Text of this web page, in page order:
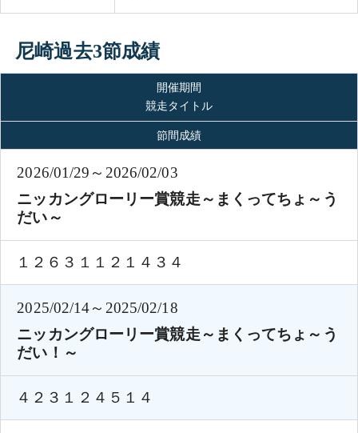
尼崎過去3節成績
開催期間
競走タイトル
節間成績
2026/01/29～2026/02/03
ニッカングローリー賞競走～まくってちょ～う
だい～
１２６３１１２１４３４
2025/02/14～2025/02/18
ニッカングローリー賞競走～まくってちょ～う
だい！～
４２３１２４５１４